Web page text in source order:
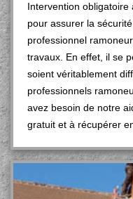
Intervention
pour assurer la sécurité
professionnel
travaux. En effet, il se
soient véritablement
professionnels
avez besoin de notre
gratuit et à récupérer